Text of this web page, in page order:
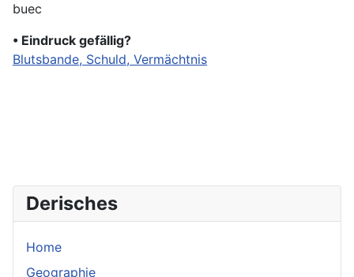
Derisches
Home
Geographie
buec
• Eindruck gefällig?
Blutsbande, Schuld, Vermächtnis